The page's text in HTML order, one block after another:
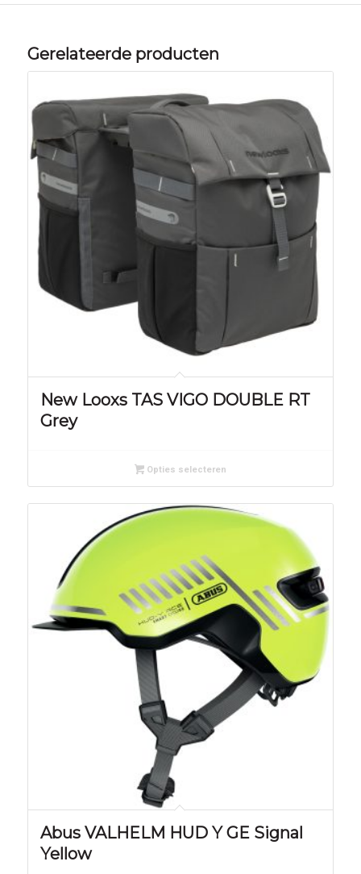
Gerelateerde producten
New Looxs TAS VIGO DOUBLE RT
Grey
Opties selecteren
Abus VALHELM HUD Y GE Signal
Yellow